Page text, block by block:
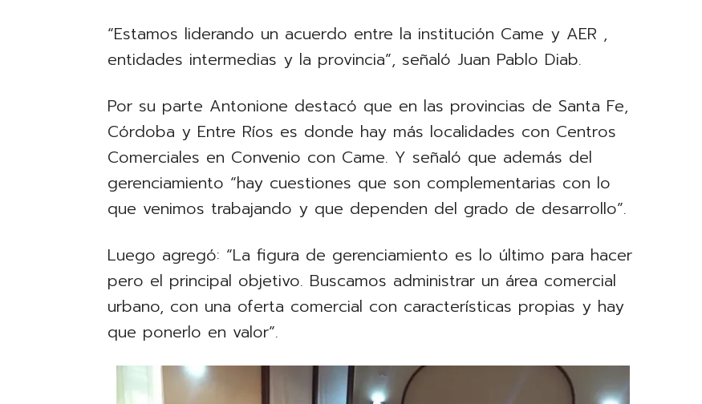
“Estamos liderando un acuerdo entre la institución Came y AER ,
entidades intermedias y la provincia”, señaló Juan Pablo Diab.
Por su parte Antonione destacó que en las provincias de Santa Fe,
Córdoba y Entre Ríos es donde hay más localidades con Centros
Comerciales en Convenio con Came. Y señaló que además del
gerenciamiento “hay cuestiones que son complementarias con lo
que venimos trabajando y que dependen del grado de desarrollo”.
Luego agregó: “La figura de gerenciamiento es lo último para hacer
pero el principal objetivo. Buscamos administrar un área comercial
urbano, con una oferta comercial con características propias y hay
que ponerlo en valor”.